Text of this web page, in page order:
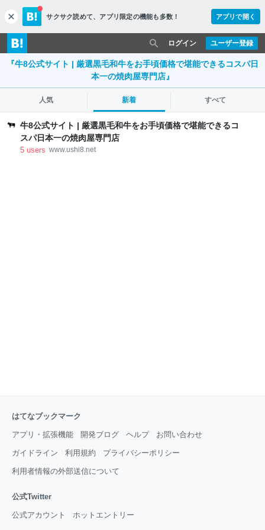
c
l
o
s
e
サクサク読めて、 アプリ限定の機能も多数！ アプリで開く
ユーザー登録
ログイン
『牛8公式サイト | 厳選黒毛和牛をお手頃価格で堪能できるコスパ日
本一の焼肉屋専門店』
人気 新着 すべて
牛8公式サイト | 厳選黒毛和牛をお手頃価格で堪能できるコ
スパ日本一の焼肉屋専門店
5 users www.ushi8.net
はてなブックマーク
アプリ・拡張機能 開発ブログ ヘルプ お問い合わせ
ガイドライン 利用規約 プライバシーポリシー
利用者情報の外部送信について
公式Twitter
公式アカウント ホットエントリー